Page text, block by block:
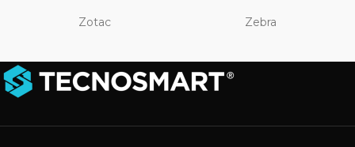
Zotac Zebra